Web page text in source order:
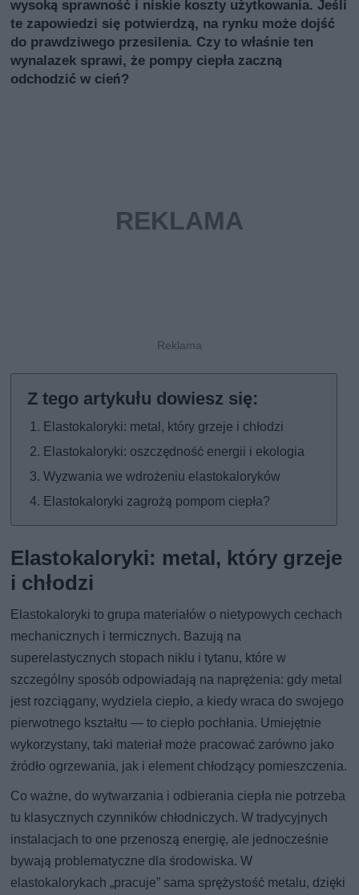
wysoką sprawność i niskie koszty użytkowania. Jeśli
te zapowiedzi się potwierdzą, na rynku może dojść
do prawdziwego przesilenia. Czy to właśnie ten
wynalazek sprawi, że pompy ciepła zaczną
odchodzić w cień?
Elastokaloryki: metal, który grzeje i chłodzi
Elastokaloryki: oszczędność energii i ekologia
Wyzwania we wdrożeniu elastokaloryków
Elastokaloryki zagrożą pompom ciepła?
Elastokaloryki: metal, który grzeje
i chłodzi
Elastokaloryki to grupa materiałów o nietypowych cechach
mechanicznych i termicznych. Bazują na
superelastycznych stopach niklu i tytanu, które w
szczególny sposób odpowiadają na naprężenia: gdy metal
jest rozciągany, wydziela ciepło, a kiedy wraca do swojego
pierwotnego kształtu — to ciepło pochłania. Umiejętnie
wykorzystany, taki materiał może pracować zarówno jako
źródło ogrzewania, jak i element chłodzący pomieszczenia.
Co ważne, do wytwarzania i odbierania ciepła nie potrzeba
tu klasycznych czynników chłodniczych. W tradycyjnych
instalacjach to one przenoszą energię, ale jednocześnie
bywają problematyczne dla środowiska. W
elastokalorykach „pracuje” sama sprężystość metalu, dzięki